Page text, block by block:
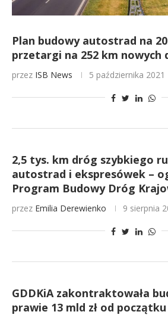
Plan budowy autostrad na
przetargi na 252 km nowych
przez ISB News 5 października 2021
2,5 tys. km dróg szybkiego
autostrad i ekspresówek –
Program Budowy Dróg
przez Emilia Derewienko 9 sierpnia
GDDKiA zakontraktowała
prawie 13 mld zł od